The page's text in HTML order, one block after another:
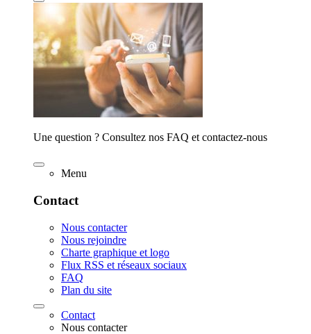
Une question ? Consultez nos FAQ et contactez-nous
Menu
Contact
Nous contacter
Nous rejoindre
Charte graphique et logo
Flux RSS et réseaux sociaux
FAQ
Plan du site
Contact
Nous contacter